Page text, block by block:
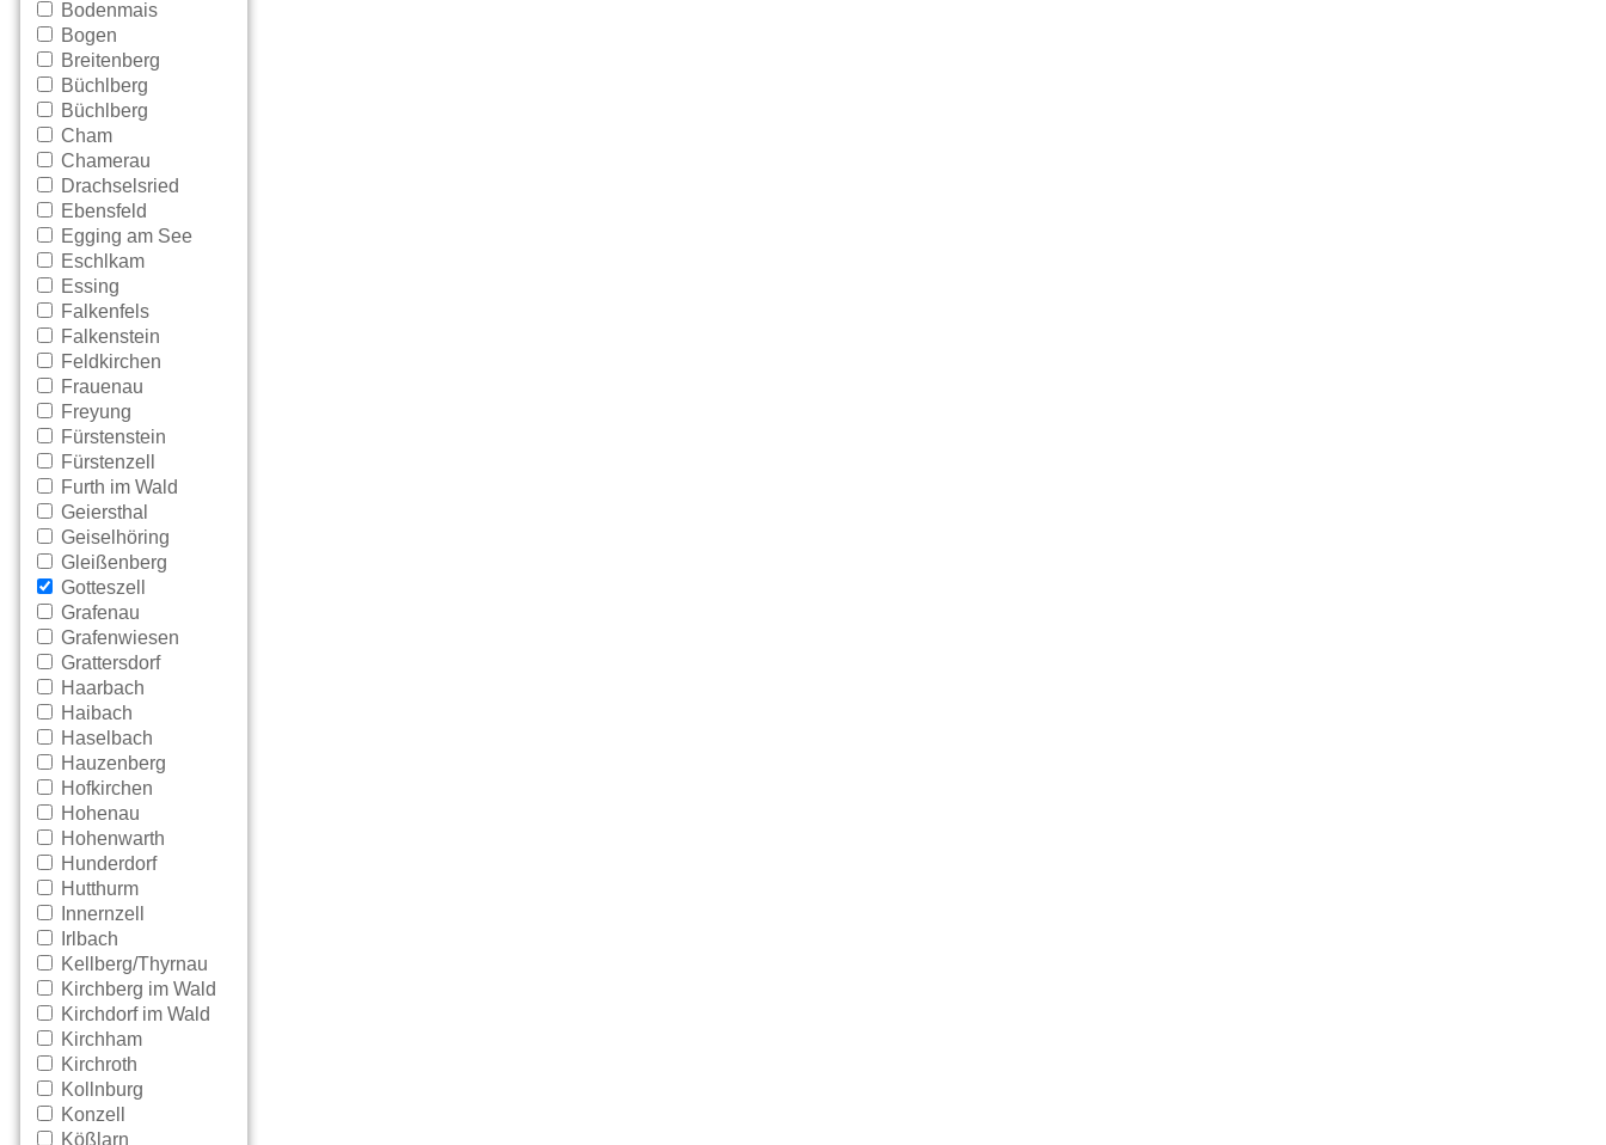
Bodenmais
Bogen
Breitenberg
Büchlberg
Büchlberg
Cham
Chamerau
Drachselsried
Ebensfeld
Egging am See
Eschlkam
Essing
Falkenfels
Falkenstein
Feldkirchen
Frauenau
Freyung
Fürstenstein
Fürstenzell
Furth im Wald
Geiersthal
Geiselhöring
Gleißenberg
Gotteszell
Grafenau
Grafenwiesen
Grattersdorf
Haarbach
Haibach
Haselbach
Hauzenberg
Hofkirchen
Hohenau
Hohenwarth
Hunderdorf
Hutthurm
Innernzell
Irlbach
Kellberg/Thyrnau
Kirchberg im Wald
Kirchdorf im Wald
Kirchham
Kirchroth
Kollnburg
Konzell
Kößlarn